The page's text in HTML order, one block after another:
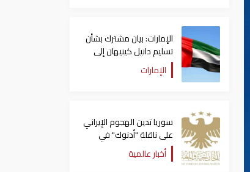
الإمارات: بيان مشترك بشأن
تسليم دانيل كينيهان إلى
السلطات الإيرلندية
الإمارات
سوريا تدين الهجوم الإيراني
على ناقلة "أدنوك" في
مضيق هرمز ‏
أخبار عالمية